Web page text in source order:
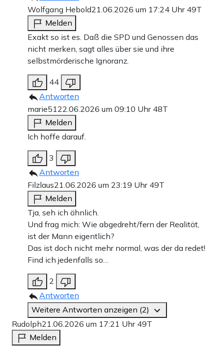
Wolfgang Hebold21.06.2026 um 17:24 Uhr 49T
Melden
Exakt so ist es. Daß die SPD und Genossen das
nicht merken, sagt alles über sie und ihre
selbstmörderische Ignoranz.
44
Antworten
marie5122.06.2026 um 09:10 Uhr 48T
Melden
Ich hoffe darauf.
3
Antworten
Filzlaus21.06.2026 um 23:19 Uhr 49T
Melden
Tja, seh ich ähnlich.
Und frag mich: Wie abgedreht/fern der Realität,
ist der Mann eigentlich?
Das ist doch nicht mehr normal, was der da redet!
Find ich jedenfalls so…
2
Antworten
Weitere Antworten anzeigen (2)
Rudolph21.06.2026 um 17:21 Uhr 49T
Melden